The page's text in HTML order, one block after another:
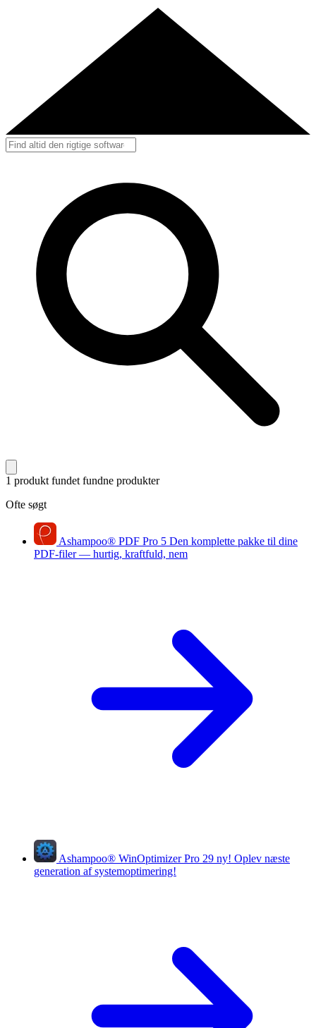
1 produkt fundet fundne produkter
Ofte søgt
Ashampoo® PDF Pro 5 Den komplette pakke til dine
PDF-filer — hurtig, kraftfuld, nem
Ashampoo® WinOptimizer Pro 29 ny! Oplev næste
generation af systemoptimering!